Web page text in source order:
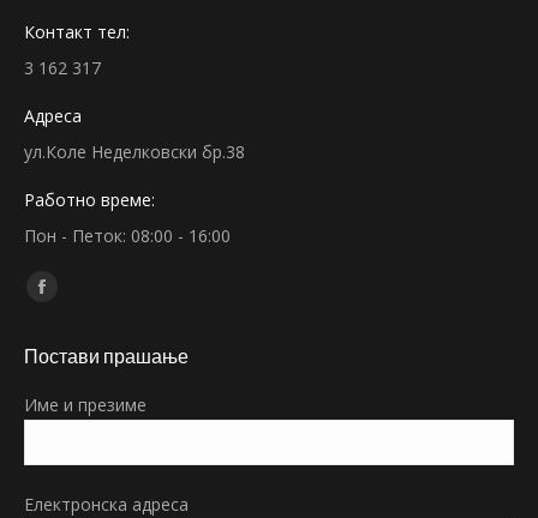
Контакт тел:
3 162 317
Адреса
ул.Коле Неделковски бр.38
Работно време:
Пон - Петок: 08:00 - 16:00
Find us on:
Facebook
opens
new
Постави прашање
Име и презиме
Електронска адреса